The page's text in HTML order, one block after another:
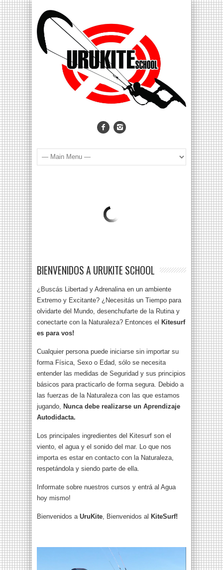
BIENVENIDOS A URUKITE SCHOOL
¿Buscás Libertad y Adrenalina en un ambiente
Extremo y Excitante? ¿Necesitás un Tiempo para
olvidarte del Mundo, desenchufarte de la Rutina y
conectarte con la Naturaleza? Entonces el Kitesurf
es para vos!
Cualquier persona puede iniciarse sin importar su
forma Física, Sexo o Edad, sólo se necesita
entender las medidas de Seguridad y sus principios
básicos para practicarlo de forma segura. Debido a
las fuerzas de la Naturaleza con las que estamos
jugando,
Nunca debe realizarse un Aprendizaje
Autodidacta.
Los principales ingredientes del Kitesurf son el
viento, el agua y el sonido del mar. Lo que nos
importa es estar en contacto con la Naturaleza,
respetándola y siendo parte de ella.
Informate sobre nuestros cursos y entrá al Agua
hoy mismo!
Bienvenidos a UruKite , Bienvenidos al KiteSurf!